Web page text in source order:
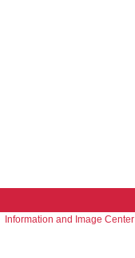
Information and Image Center